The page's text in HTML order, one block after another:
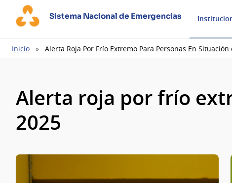
Sistema Nacional de Emergencias
Ruta
Inicio Alerta Roja Por Frío Extremo Para Personas En Situación
Alerta roja por frío
2025